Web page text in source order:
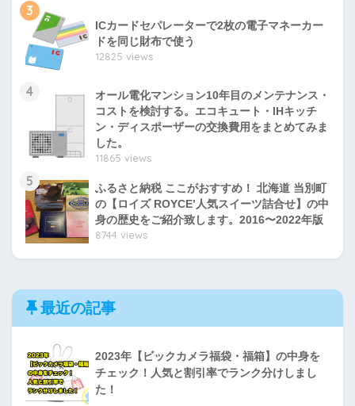
3
ICカードセパレーターで2枚の電子マネーカー
ドを同じ財布で使う
12825 views
4
オール電化マンション10年目のメンテナンス・
コストを検討する。エコキュート・IHキッチ
ン・ディスポーザーの交換費用をまとめてみま
した。
11865 views
5
ふるさと納税 ここがおすすめ！ 北海道 当別町
の【ロイズ ROYCE’人気スイーツ詰合せ】の中
身の歴史をご紹介致します。2016〜2022年版
8744 views
最近の記事
2023年【ビックカメラ福袋・福箱】の中身を
チェック！人気と割引率でランク分けしまし
た！